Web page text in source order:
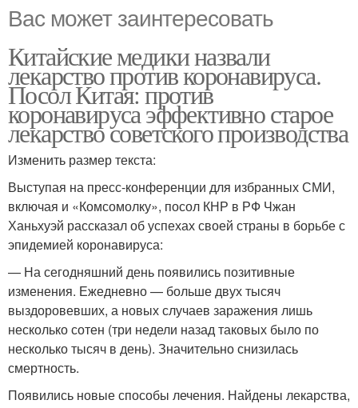
Вас может заинтересовать
Китайские медики назвали
лекарство против коронавируса.
Посол Китая: против
коронавируса эффективно старое
лекарство советского производства
Изменить размер текста:
Выступая на пресс-конференции для избранных СМИ,
включая и «Комсомолку», посол КНР в РФ Чжан
Ханьхуэй рассказал об успехах своей страны в борьбе с
эпидемией коронавируса:
— На сегодняшний день появились позитивные
изменения. Ежедневно — больше двух тысяч
выздоровевших, а новых случаев заражения лишь
несколько сотен (три недели назад таковых было по
несколько тысяч в день). Значительно снизилась
смертность.
Появились новые способы лечения. Найдены лекарства,